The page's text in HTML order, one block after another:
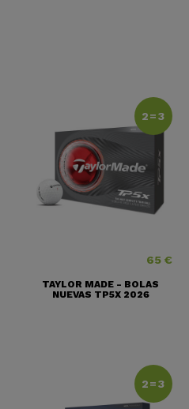
2=3
Precio
65 €
TAYLOR MADE - BOLAS
NUEVAS TP5X 2026
2=3